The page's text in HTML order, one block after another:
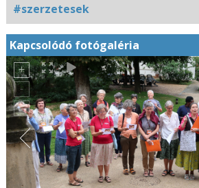
#szerzetesek
Kapcsolódó fotógaléria